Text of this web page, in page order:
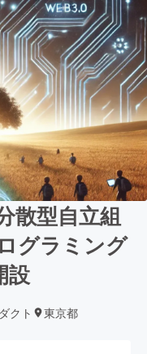
散型自立組
グラミング
設
クト 東京都